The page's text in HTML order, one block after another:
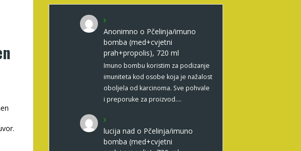
Anonimno o Pčelinja/imuno
bomba (med+cvjetni
prah+propolis), 720 ml
Imuno bombu koristim za podizanje
imuniteta kod osobe koja je nažalost
oboljela od karcinoma. Sve pohvale
i preporuke za proizvod.…
lucija nad o Pčelinja/imuno
bomba (med+cvjetni